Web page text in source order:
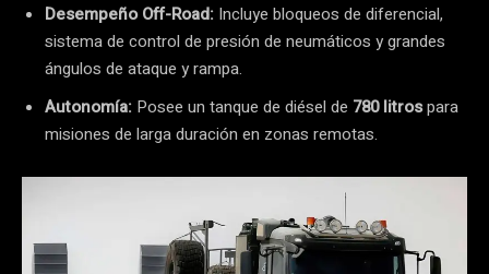
Desempeño Off-Road: Incluye bloqueos de diferencial,
sistema de control de presión de neumáticos y grandes
ángulos de ataque y rampa.
Autonomía: Posee un tanque de diésel de 780 litrospara
misiones de larga duración en zonas remotas.